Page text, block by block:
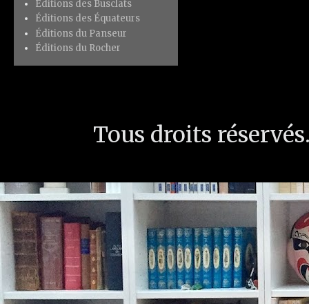
Éditions des Busclats
Éditions des Équateurs
Éditions du Panseur
Éditions du Rocher
Tous droits